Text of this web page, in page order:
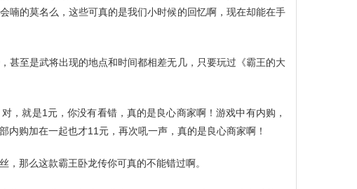
喃的莫名么，这些可真的是我们小时候的回忆啊，现在却能在手
甚至是武将出现的地点和时间都相差无几，只要玩过《霸王的大
，就是1元，你没有看错，真的是良心商家啊！游戏中有内购，
内购加在一起也才11元，再次吼一声，真的是良心商家啊！
，那么这款霸王卧龙传你可真的不能错过啊。